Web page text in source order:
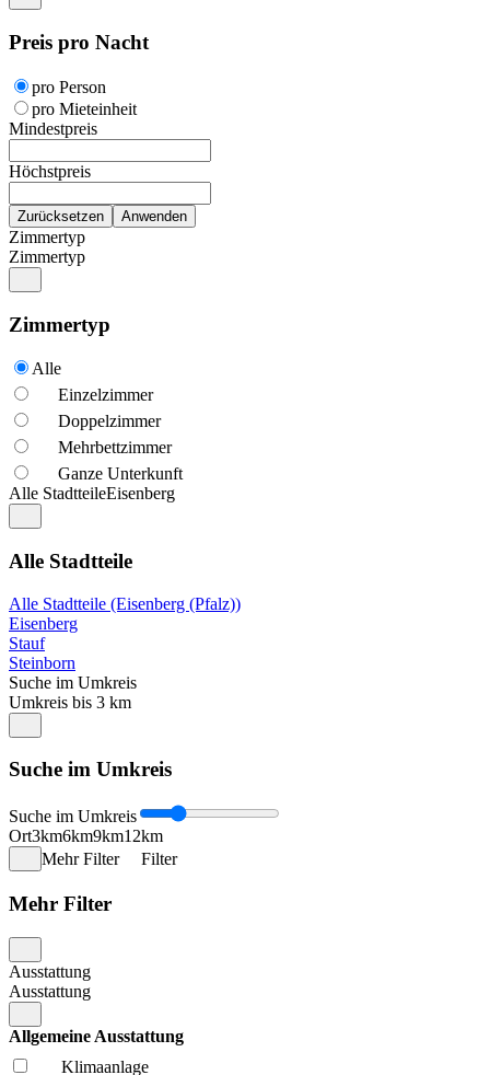
Preis pro Nacht
pro Person
pro Mieteinheit
Mindestpreis
Höchstpreis
Zimmertyp
Zimmertyp
Zimmertyp
Alle
Einzelzimmer
Doppelzimmer
Mehrbettzimmer
Ganze Unterkunft
Alle StadtteileEisenberg
Alle Stadtteile
Alle Stadtteile (Eisenberg (Pfalz))
Eisenberg
Stauf
Steinborn
Suche im Umkreis
Umkreis bis 3 km
Suche im Umkreis
Suche im Umkreis
Ort3km6km9km12km
Mehr Filter
Filter
Mehr Filter
Ausstattung
Ausstattung
Allgemeine Ausstattung
Klima­anlage